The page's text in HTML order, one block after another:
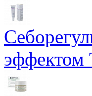
эффектом